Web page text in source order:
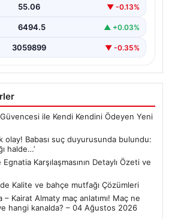
55.06 ▼ -0.13%
6494.5 ▲ +0.03%
3059899 ▼ -0.35%
Güvencesi ile Kendi Kendini Ödeyen Yeni
olay! Babası suç duyurusunda bulundu:
halde…’
Karşılaşmasının Detaylı Özeti ve
Kalite ve bahçe mutfağı Çözümleri
Kairat Almaty maç anlatımı! Maç ne
hangi kanalda? – 04 Ağustos 2026